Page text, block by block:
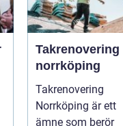
Takrenovering
norrköping
Takrenovering
Norrköping är ett
ämne som berör